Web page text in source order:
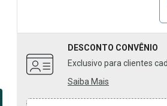
DESCONTO CONVÊNIO
Exclusivo para clientes
Saiba Mais